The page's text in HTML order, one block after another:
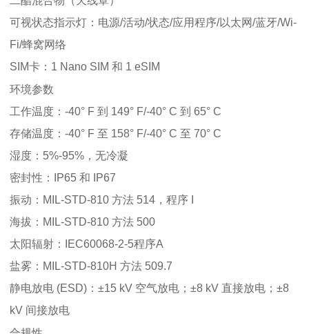
可视状态指示灯：电源/活动/状态/应用程序/以太网/蓝牙/Wi-
Fi/蜂窝网络
SIM卡：1 Nano SIM 和 1 eSIM
环境参数
工作温度：-40° F 到 149° F/-40° C 到 65° C
存储温度：-40° F 至 158° F/-40° C 至 70° C
湿度：5%-95%，无冷凝
密封性：IP65 和 IP67
振动：MIL-STD-810 方法 514，程序 I
海拔：MIL-STD-810 方法 500
太阳辐射：IEC60068-2-5程序A
盐雾：MIL-STD-810H 方法 509.7
静电放电 (ESD)：±15 kV 空气放电；±8 kV 直接放电；±8
kV 间接放电